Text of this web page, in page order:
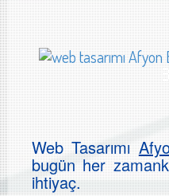
Web Tasarımı
bugün her
ihtiyaç.